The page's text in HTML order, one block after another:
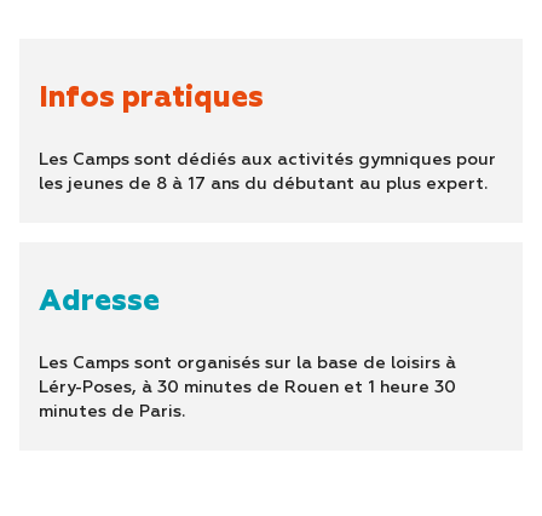
Infos pratiques
Les Camps sont dédiés aux activités gymniques pour
les jeunes de 8 à 17 ans du débutant au plus expert.
Adresse
Les Camps sont organisés sur la base de loisirs à
Léry-Poses, à 30 minutes de Rouen et 1 heure 30
minutes de Paris.